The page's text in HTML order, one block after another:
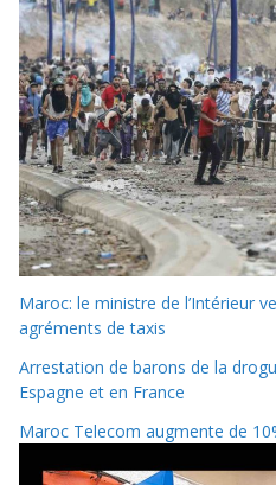
Maroc: le ministre de l’Intérieur
agréments de taxis
Arrestation de barons de la
Espagne et en France
Maroc Telecom augmente de